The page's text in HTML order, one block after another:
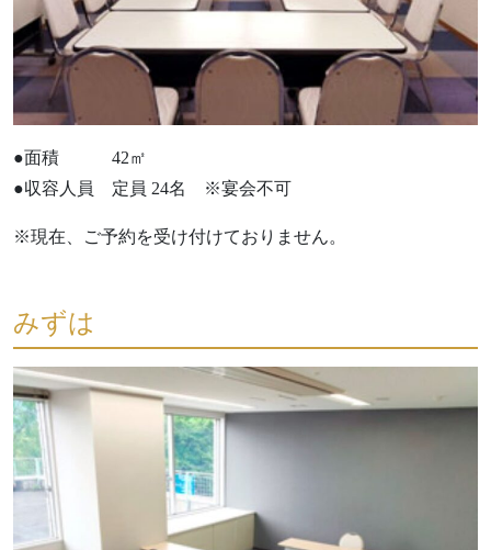
●面積 42㎡
●収容人員 定員 24名 ※宴会不可
※現在、ご予約を受け付けておりません。
みずは